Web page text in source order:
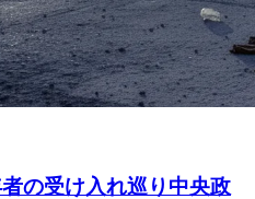
の受け入れ巡り中央政